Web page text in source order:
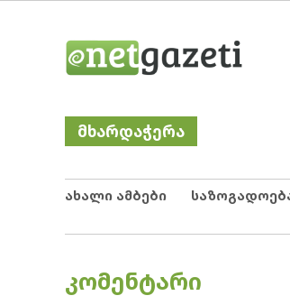
მხარდაჭერა
ახალი ამბები
POSTED
ᲙᲝᲛᲔᲜᲢᲐᲠᲘ